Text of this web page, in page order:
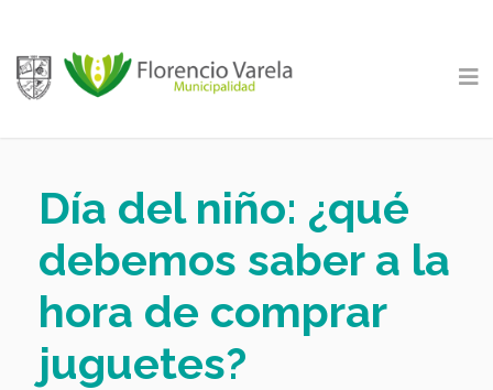
Día del niño: ¿qué
debemos saber a la
hora de comprar
juguetes?